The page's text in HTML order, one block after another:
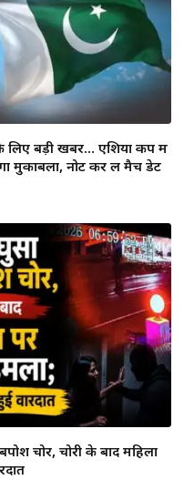
बड़ी खबर… एशिया कप में
मुकाबला, नोट कर लें मैच डेट
चोर, चोरी के बाद महिला